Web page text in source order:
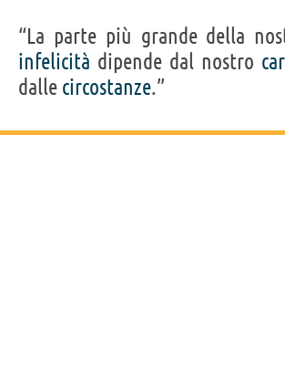
“La parte più grande della
infelicità dipende dal nostro
dalle circostanze.”